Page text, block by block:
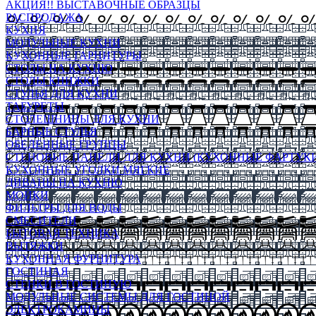
АКЦИЯ!! ВЫСТАВОЧНЫЕ ОБРАЗЦЫ
РАСПРОДАЖА
КУХНЯ
МОДУЛЬНЫЕ КУХНИ
КУХОННЫЕ ГАРНИТУРЫ
СТОЛЫ НА КУХНЮ
СТОЛЫ КНИЖКИ
СТУЛЬЯ ДЛЯ КУХНИ
ТАБУРЕТЫ
СТОЛЕШНИЦЫ ДЛЯ КУХНИ
БАРНЫЕ СТУЛЬЯ
ОБЕДЕННЫЕ ГРУППЫ
СТЕНОВЫЕ ПАНЕЛИ ДЛЯ КУХНИ (КУХОННЫЕ
КУХОННЫЕ УГОЛКИ МЯГКИЕ
ДИВАНЫ НА КУХНЮ
МОЙКИ
ФИЛЬТРЫ ДЛЯ ВОДЫ
СМЕСИТЕЛИ
БЫТОВАЯ ТЕХНИКА
ВЫТЯЖКИ
КУХОННАЯ ФУРНИТУРА
ГОСТИНАЯ
СТЕНКИ В ГОСТИНУЮ
МОДУЛЬНЫЕ СИСТЕМЫ ДЛЯ ГОСТИНОЙ
ЭЛЕКТРОКАМИНЫ